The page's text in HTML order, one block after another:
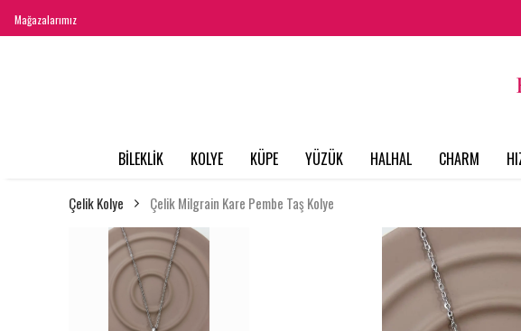
Mağazalarımız
BİLEKLİK KOLYE KÜPE YÜZÜK HALHAL CHARM
Çelik Kolye Çelik Milgrain Kare Pembe Taş Kolye